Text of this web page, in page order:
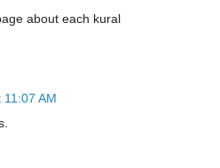
about each kural
AM